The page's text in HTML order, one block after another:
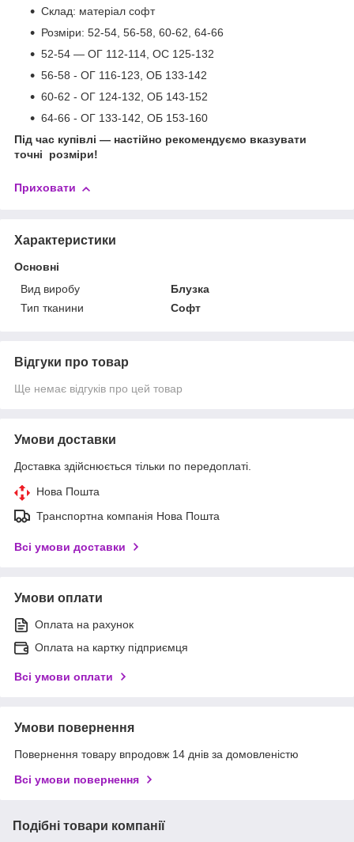
Склад: матеріал софт
Розміри: 52-54, 56-58, 60-62, 64-66
52-54 — ОГ 112-114, ОС 125-132
56-58 - ОГ 116-123, ОБ 133-142
60-62 - ОГ 124-132, ОБ 143-152
64-66 - ОГ 133-142, ОБ 153-160
Під час купівлі — настійно рекомендуємо вказувати
точні розміри!
Приховати
Характеристики
Основні
Вид виробу
Блузка
Тип тканини
Софт
Відгуки про товар
Ще немає відгуків про цей товар
Умови доставки
Доставка здійснюється тільки по передоплаті.
Нова Пошта
Транспортна компанія Нова Пошта
Всі умови доставки
Умови оплати
Оплата на рахунок
Оплата на картку підприємця
Всі умови оплати
Умови повернення
Повернення товару впродовж 14 днів за домовленістю
Всі умови повернення
Подібні товари компанії